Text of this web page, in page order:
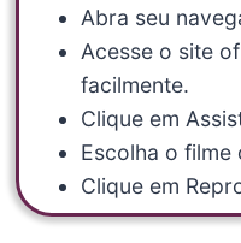
Abra seu
Acesse o site
facilmente.
Clique em
Escolha o filme
Clique em